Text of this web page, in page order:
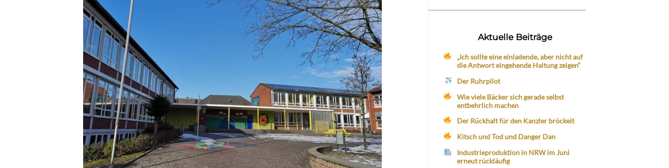
Aktuelle Beiträge
„Ich sollte eine einladende, aber nicht auf
die Antwort eingehende Haltung zeigen“
Der Ruhrpilot
Wie viele Bäcker sich gerade selbst
entbehrlich machen
Der Rückhalt für den Kanzler bröckelt
Kitsch und Tod und Danger Dan
Industrieproduktion in NRW im Juni
erneut rückläufig